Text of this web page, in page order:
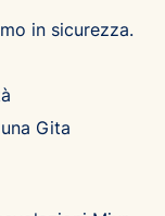
in sicurezza.
Gita